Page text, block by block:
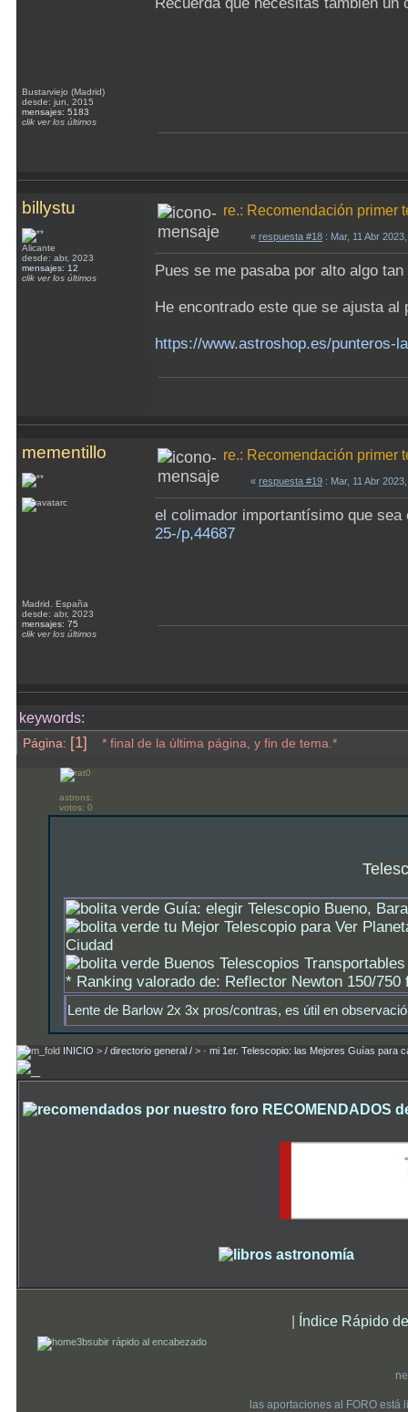
Bustarviejo (Madrid)
desde: jun, 2015
mensajes: 5183
clik ver los últimos
billystu
Alicante
desde: abr, 2023
mensajes: 12
clik ver los últimos
re.: Recomendación primer
« respuesta #18 : Mar, 11 Abr
Pues se me pasaba por alto algo
He encontrado este que se ajusta al
https://www.astroshop.es/punteros-
mementillo
Madrid. España
desde: abr, 2023
mensajes: 75
clik ver los últimos
re.: Recomendación primer
« respuesta #19 : Mar, 11 Abr
el colimador importantísimo que
25-/p,44687
keywords:
Página: [1] * final de la última página, y fin de tema.*
astrons:
votos: 0
Guía: elegir Telescopio Bueno,
tu Mejor Telescopio para Ver
Ciudad
Buenos Telescopios
* Ranking valorado de: Reflector Newton 150/750
Lente de Barlow 2x 3x pros/contras, es útil en
INICIO > / directorio general / > · mi 1er. Telescopio: las Mejores Guías para
RECOMENDADOS
| Índice Rápido
subir rápido al encabezado
las aportaciones al FORO